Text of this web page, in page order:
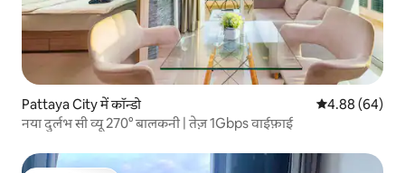
Pattaya City में कॉन्डो औसत रेटिंग 5 में
4.88 (64)
नया दुर्लभ सी व्यू 270° बालकनी | तेज़ 1Gbps वाईफ़ाई